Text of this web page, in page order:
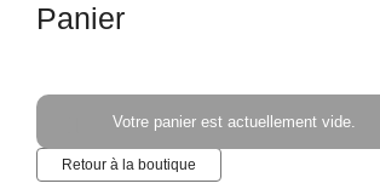
Panier
Votre panier est actuellement vide.
Retour à la boutique